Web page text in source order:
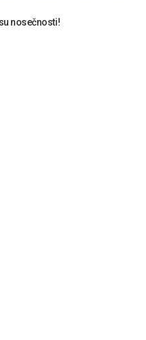
nosečnosti!